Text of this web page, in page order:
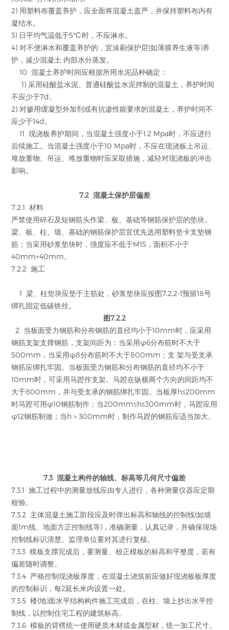
2) 用塑料布覆盖养护，应全面将混凝土盖严，并保持塑料布内有
凝结水。
3) 日平均气温低于5℃时，不应淋水。
4) 对不便淋水和覆盖养护的，宜涂刷保护层(如薄膜养生液等)养
护，减少混凝土 内部水分蒸发。
10 混凝土养护时间应根据所用水泥品种确定：
1) 采用硅酸盐水泥、普通硅酸盐水泥拌制的混凝土，养护时间
不应少于7d。
2) 对掺用缓凝型外加剂或有抗渗性能要求的混凝土，养护时间不
应少于14d。
11 现浇板养护期间，当混凝土强度小于1.2 Mpa时，不应进行
后续施工。当混凝土强度小于10 Mpa时，不应在现浇板上吊运、
堆放重物。吊运、堆放重物时应采取措施，减轻对现浇板的冲击
影响。
7.2 混凝土保护层偏差
7.2.1 材料
严禁使用碎石及短钢筋头作梁、板、基础等钢筋保护层的垫块。
梁、板、柱、墙、基础的钢筋保护层宜优先选用塑料垫卡支垫钢
筋；当采用砂浆垫块时，强度应不低于M15，面积不小于
40mm×40mm。
7.2.2 施工
1 梁、柱垫块应垫于主筋处，砂浆垫块应按图7.2.2-1预留18号
绑扎固定低碳铁丝。
图7.2.2
2 当板面受力钢筋和分布钢筋的直径均小于10mm时，应采用
钢筋支架支撑钢筋，支架间距为：当采用φ6分布筋时不大于
500mm，当采用φ8分布筋时不大于800mm；支 架与受支承
钢筋应绑扎牢固。当板面受力钢筋和分布钢筋的直径均不小于
10mm时，可采用马蹬作支架。马蹬在纵横两个方向的间距均不
大于800mm，并与受支承的钢筋绑扎牢固。当板厚h≤200mm
时马蹬可用φ10钢筋制作；当200mm≤h≤300mm时，马蹬应用
φ12钢筋制做；当h＞300mm时，制作马蹬的钢筋应适当加大。
7.3 混凝土构件的轴线、标高等几何尺寸偏差
7.3.1 施工过程中的测量放线应由专人进行，各种测量仪器应定期
校验。
7.3.2 主体混凝土施工阶段应及时弹出标高和轴线的控制线(如墙
面1m线、地面方正控制线等)，准确测量，认真记录，并确保现场
控制线标识清楚。监理单位要对其进行复核。
7.3.3 模板支撑完成后，要测量、校正模板的标高和平整度，若有
偏差随时调整。
7.3.4 严格控制现浇板厚度，在混凝土浇筑前应做好现浇板板厚度
的控制标识，每2延长米内设置一处。
7.3.5 楼(地)面水平结构构件施工完成后，在柱、墙上抄出水平控
制线，以控制住宅工程的建筑标高。
7.3.6 模板的背楞统一使用硬质木材或金属型材，统一加工尺寸。